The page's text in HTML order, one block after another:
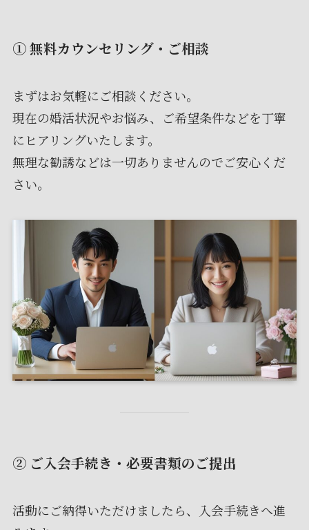
① 無料カウンセリング・ご相談
まずはお気軽にご相談ください。
現在の婚活状況やお悩み、ご希望条件などを丁寧
にヒアリングいたします。
無理な勧誘などは一切ありませんのでご安心くだ
さい。
② ご入会手続き・必要書類のご提出
活動にご納得いただけましたら、入会手続きへ進